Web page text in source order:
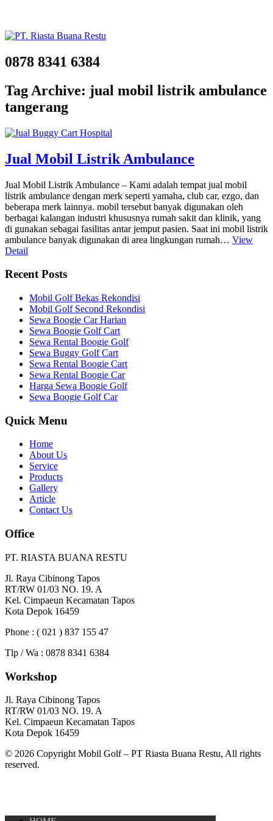
0878 8341 6384
Tag Archive: jual mobil listrik ambulance
tangerang
Jual Mobil Listrik Ambulance
Jual Mobil Listrik Ambulance – Kami adalah tempat jual mobil
listrik ambulance dengan merk seperti yamaha, club car, ezgo, dan
beberapa merk lainnya. mobil tersebut banyak digunakan oleh
berbagai kalangan industri khususnya rumah sakit dan klinik, yang
di gunakan sebagai fasilitas antar jemput pasien. Saat ini mobil listrik
ambulance banyak digunakan di area lingkungan rumah… View
Detail
Recent Posts
Mobil Golf Bekas Rekondisi
Mobil Golf Second Rekondisi
Sewa Boogie Car Harian
Sewa Boogie Golf Cart
Sewa Rental Boogie Golf
Sewa Buggy Golf Cart
Sewa Rental Boogie Cart
Sewa Rental Boogie Car
Harga Sewa Boogie Golf
Sewa Boogie Golf Car
Quick Menu
Home
About Us
Service
Products
Gallery
Article
Contact Us
Office
PT. RIASTA BUANA RESTU
Jl. Raya Cibinong Tapos
RT/RW 01/03 NO. 19. A
Kel. Cimpaeun Kecamatan Tapos
Kota Depok 16459
Phone : ( 021 ) 837 155 47
Tlp / Wa : 0878 8341 6384
Workshop
Jl. Raya Cibinong Tapos
RT/RW 01/03 NO. 19. A
Kel. Cimpaeun Kecamatan Tapos
Kota Depok 16459
© 2026 Copyright Mobil Golf – PT Riasta Buana Restu, All rights
reserved.